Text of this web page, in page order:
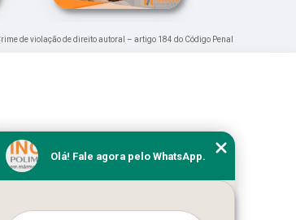
de violação de direito autoral – artigo 184 do Código Penal
Olá! Fale agora pelo WhatsApp.